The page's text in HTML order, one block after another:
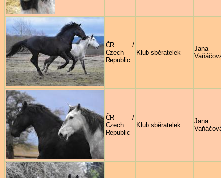
ČR /
Czech
Republic
Klub sběratelek
Jana
ČR /
Czech
Republic
Klub sběratelek
Jana